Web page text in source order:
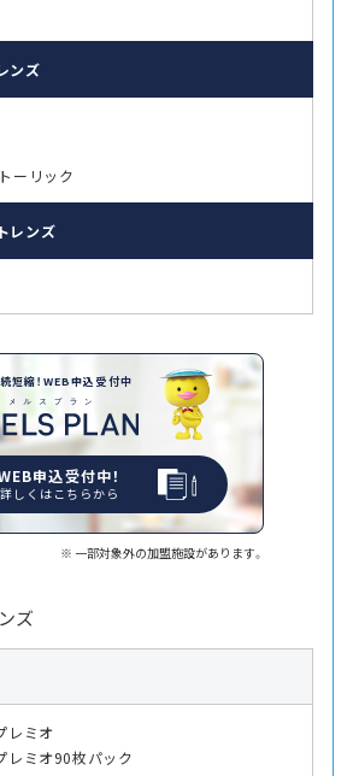
ンズ
ーリック
レンズ
短縮！WEB申込受付中
申込受付中！
詳しくはこちらから
一部対象外の加盟施設があります。
ズ
レミオ
ミオ90枚パック